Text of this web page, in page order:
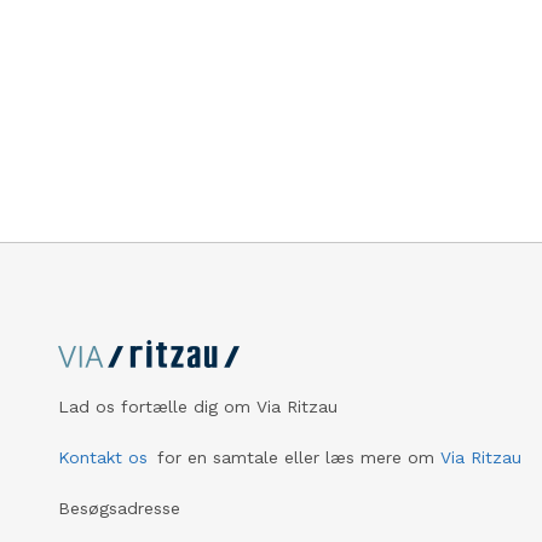
Lad os fortælle dig om Via Ritzau
Kontakt os for en samtale eller læs mere om Via Ritzau
Besøgsadresse